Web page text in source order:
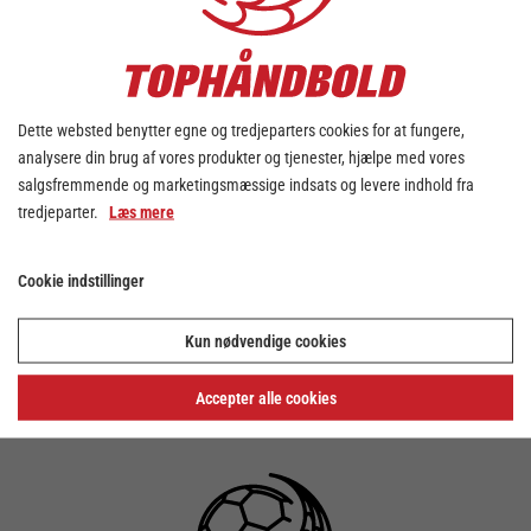
søndag. Med andre ord skal mandag bare
Alle seks dage - på nær lørdag - starter
kl. 16.00.
Du kan se kampene på enten TV 2 eller TV 2
Sport og ALTID på PLAY!
Herreligaen:
https://tophaandbold.dk/kampprogram/herreligaen
Kvindeligaen:
https://tophaandbold.dk/kampprogram/kvindeligaen
Dette websted benytter egne og tredjeparters cookies for at fungere,
analysere din brug af vores produkter og tjenester, hjælpe med vores
salgsfremmende og marketingsmæssige indsats og levere indhold fra
tredjeparter. Læs mere
Cookie indstillinger
Kun nødvendige cookies
Accepter alle cookies